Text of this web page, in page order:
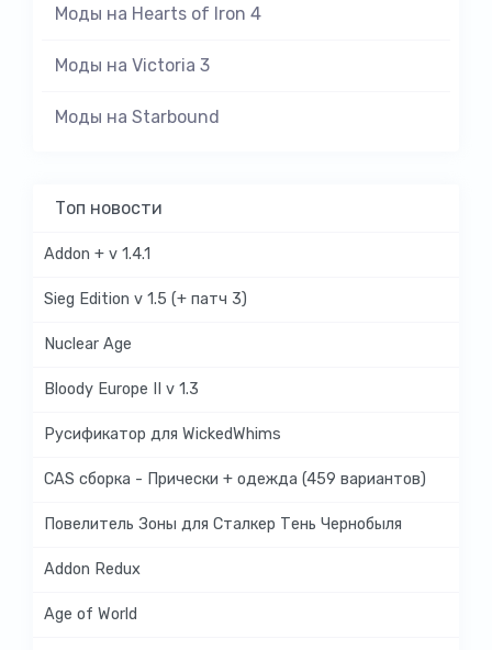
Моды на Hearts of Iron 4
Моды на Victoria 3
Моды на Starbound
Топ новости
Addon + v 1.4.1
Sieg Edition v 1.5 (+ патч 3)
Nuclear Age
Bloody Europe II v 1.3
Русификатор для WickedWhims
CAS сборка - Прически + одежда (459 вариантов)
Повелитель Зоны для Сталкер Тень Чернобыля
Addon Redux
Age of World